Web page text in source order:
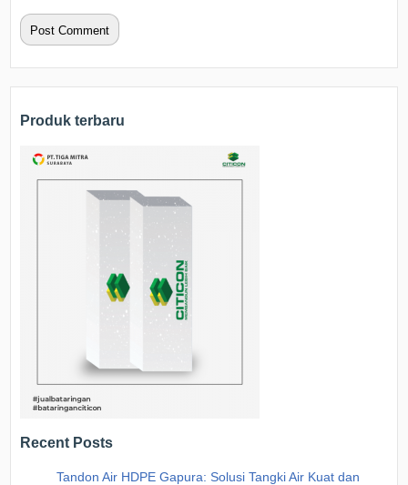
Produk terbaru
Recent Posts
Tandon Air HDPE Gapura: Solusi Tangki Air Kuat dan